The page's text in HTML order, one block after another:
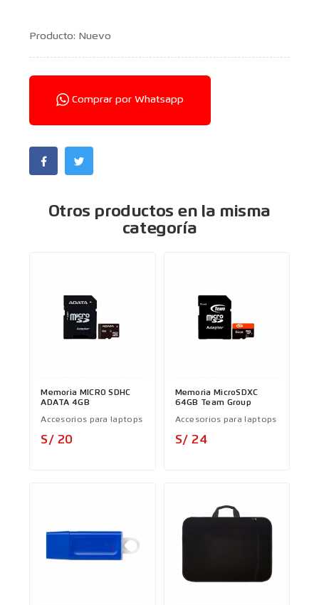
Producto: Nuevo
Comprar por Whatsapp
Otros productos en la misma
categoría
Memoria MICRO SDHC
ADATA 4GB
Accesorios para laptops
S/ 20
Memoria MicroSDXC
64GB Team Group
Accesorios para laptops
S/ 24